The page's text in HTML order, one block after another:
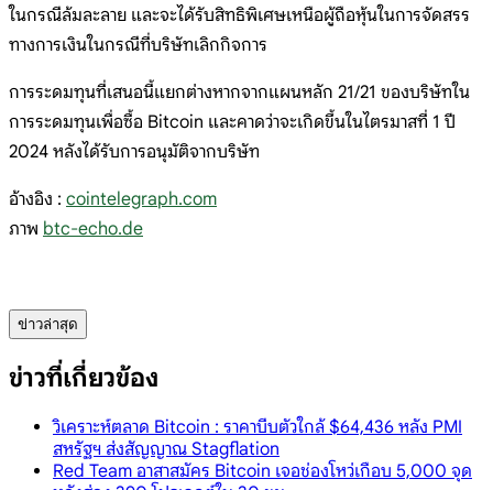
ในกรณีล้มละลาย และจะได้รับสิทธิพิเศษเหนือผู้ถือหุ้นในการจัดสรร
ทางการเงินในกรณีที่บริษัทเลิกกิจการ
การระดมทุนที่เสนอนี้แยกต่างหากจากแผนหลัก 21/21 ของบริษัทใน
การระดมทุนเพื่อซื้อ Bitcoin และคาดว่าจะเกิดขึ้นในไตรมาสที่ 1 ปี
2024 หลังได้รับการอนุมัติจากบริษัท
อ้างอิง : cointelegraph.com
ภาพ btc-echo.de
ข่าวล่าสุด
ข่าวที่เกี่ยวข้อง
วิเคราะห์ตลาด Bitcoin : ราคาบีบตัวใกล้ $64,436 หลัง PMI
สหรัฐฯ ส่งสัญญาณ Stagflation
Red Team อาสาสมัคร Bitcoin เจอช่องโหว่เกือบ 5,000 จุด